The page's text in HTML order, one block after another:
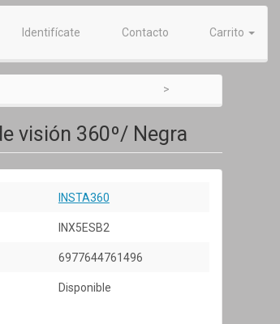
Identifícate Contacto Carrito
visión 360º/ Negra
INSTA360
INX5ESB2
6977644761496
Disponible